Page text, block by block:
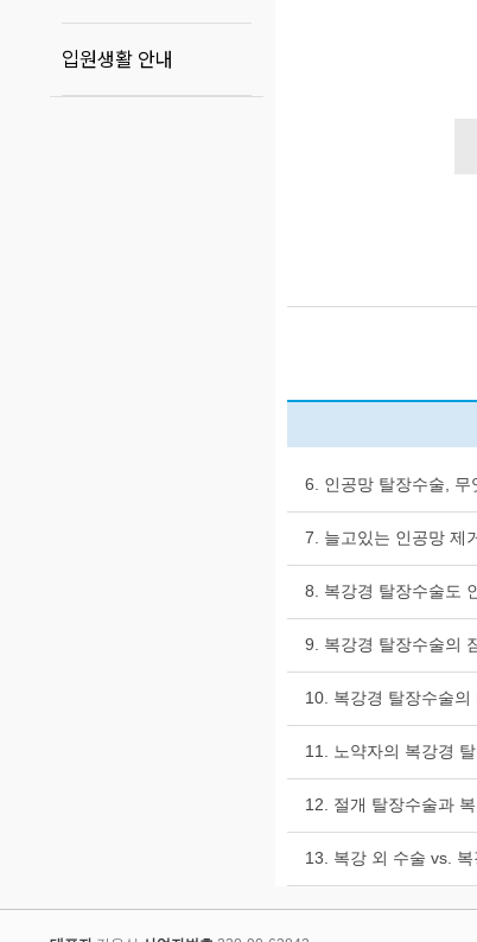
입원생활 안내
6. 인공망 탈장수술, 무
7. 늘고있는 인공망 제
8. 복강경 탈장수술도
9. 복강경 탈장수술의
10. 복강경 탈장수술의
11. 노약자의 복강경
12. 절개 탈장수술과
13. 복강 외 수술 vs.